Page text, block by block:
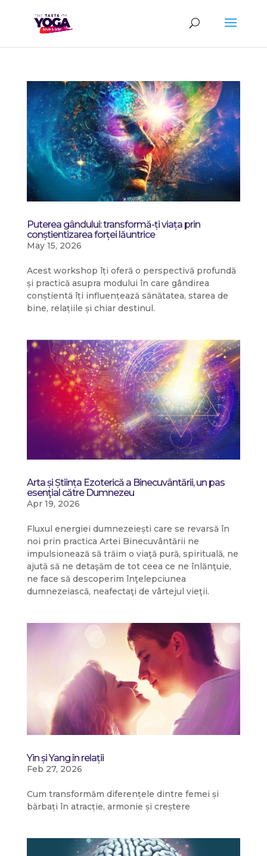
Puterea gândului: transformă-ți viața prin
conștientizarea forței lăuntrice
May 15, 2026
Acest workshop îți oferă o perspectivă profundă
și practică asupra modului în care gândirea
conștientă îți influențează sănătatea, starea de
bine, relațiile și chiar destinul.
Arta și Știința Ezoterică a Binecuvântării, un pas
esenţial către Dumnezeu
Apr 19, 2026
Fluxul energiei dumnezeiești care se revarsă în
noi prin practica Artei Binecuvântării ne
impulsionează să trăim o viaţă pură, spirituală, ne
ajută să ne detaşăm de tot ceea ce ne înlănţuie,
ne face să descoperim înţelepciunea
dumnezeiască, neafectaţi de vârtejul vieţii.
Yin și Yang în relații
Feb 27, 2026
Cum transformăm diferențele dintre femei și
bărbați în atracție, armonie și creștere